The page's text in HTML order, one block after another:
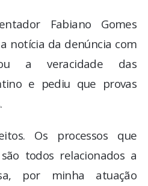
Fabiano Gomes
notícia da denúncia com
a veracidade das
e pediu que provas
Os processos que
todos relacionados a
por minha atuação